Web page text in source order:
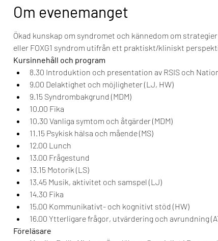
Om evenemanget
Ökad kunskap om syndromet och kännedom om
eller FOXG1 syndrom utifrån ett praktiskt/kliniskt
Kursinnehåll och program
8.30 Introduktion och presentation av RSIS och
9.00 Delaktighet och möjligheter (LJ, HW)
9.15 Syndrombakgrund (MDM)
10.00 Fika
10.30 Vanliga symtom och åtgärder (MDM)
11.15 Psykisk hälsa och mående (MS)
12.00 Lunch
13.00 Frågestund
13.15 Motorik (LS)
13.45 Musik, aktivitet och samspel (LJ)
14.30 Fika
15.00 Kommunikativt- och kognitivt stöd (HW)
16.00 Ytterligare frågor, utvärdering och avrundning
Föreläsare